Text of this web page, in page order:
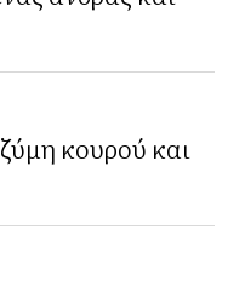
κουρού και